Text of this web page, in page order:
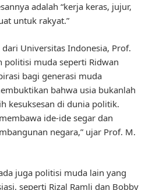
adalah “kerja keras, jujur,
untuk rakyat.”
Universitas Indonesia, Prof.
politisi muda seperti Ridwan
bagi generasi muda
bahwa usia bukanlah
kesuksesan di dunia politik.
ide-ide segar dan
negara,” ujar Prof. M.
juga politisi muda lain yang
seperti Rizal Ramli dan Bobby